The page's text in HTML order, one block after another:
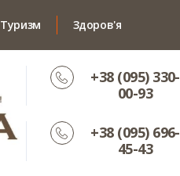
Туризм Здоров'я
+38 (095) 330-
00-93
+38 (095) 696-
45-43